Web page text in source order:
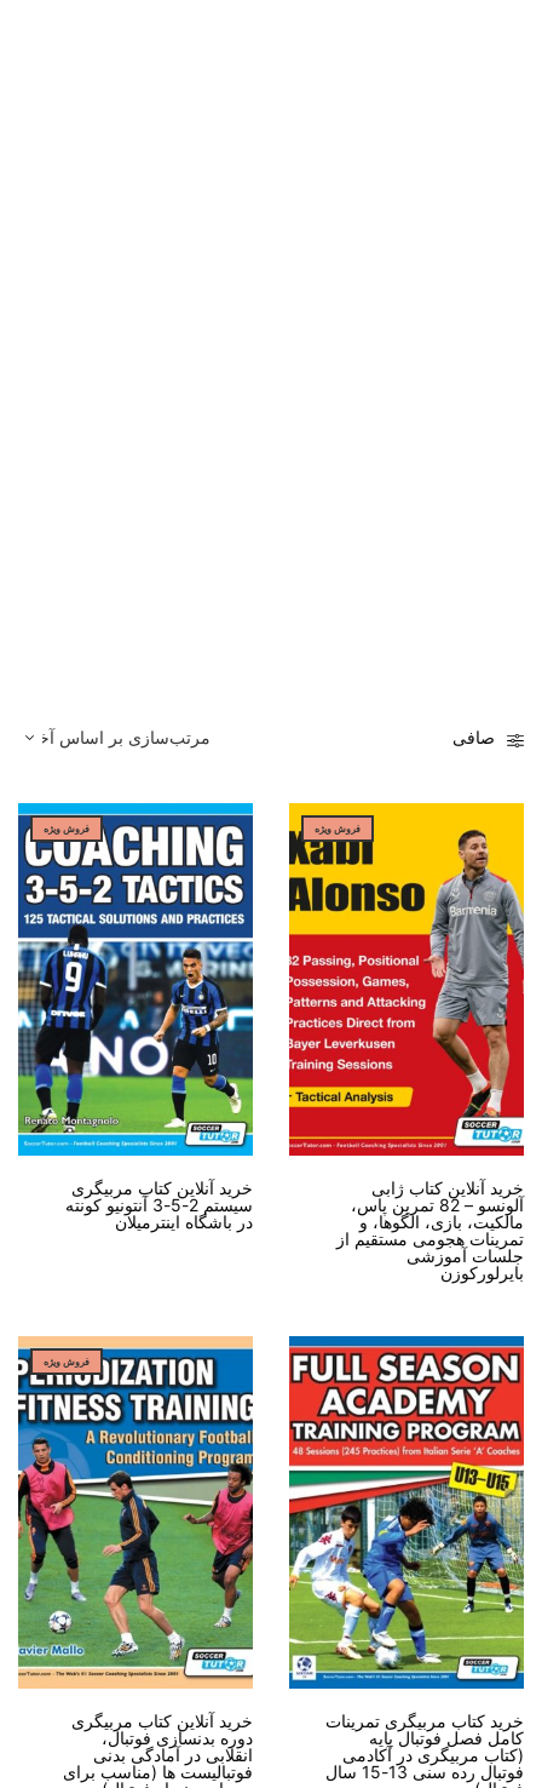
صافی
فروش ویژه
خرید آنلاین کتاب ژابی
آلونسو – 82 تمرین پاس،
مالکیت، بازی، الگوها، و
تمرینات هجومی مستقیم از
جلسات آموزشی
بایرلورکوزن
فروش ویژه
خرید آنلاین کتاب مربیگری
سیستم 2-5-3 آنتونیو کونته
در باشگاه اینترمیلان
خرید کتاب مربیگری تمرینات
کامل فصل فوتبال پایه
(کتاب مربیگری در آکادمی
فوتبال رده سنی 13-15 سال
فروش ویژه
خرید آنلاین کتاب مربیگری
دوره بدنسازی فوتبال،
انقلابی در آمادگی بدنی
فوتبالیست ها (مناسب برای